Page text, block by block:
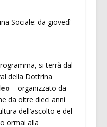
si terrà dal
della Dottrina
– organizzato da
da oltre dieci anni
dell’ascolto e del
ormai alla